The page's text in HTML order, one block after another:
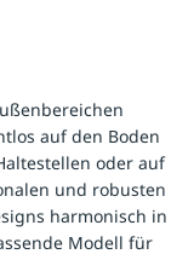
auf den Boden
oder auf
und robusten
harmonisch in
Modell für